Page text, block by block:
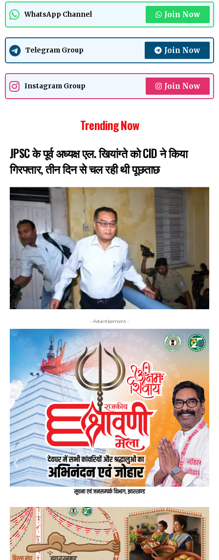
WhatsApp Channel Join Now
Telegram Group Join Now
Instagram Group Join Now
Trending Now
JPSC के पूर्व अध्यक्ष एल. खियांग्ते को CID ने किया
गिरफ्तार, तीन दिन से चल रही थी पूछताछ
- Advertisement -